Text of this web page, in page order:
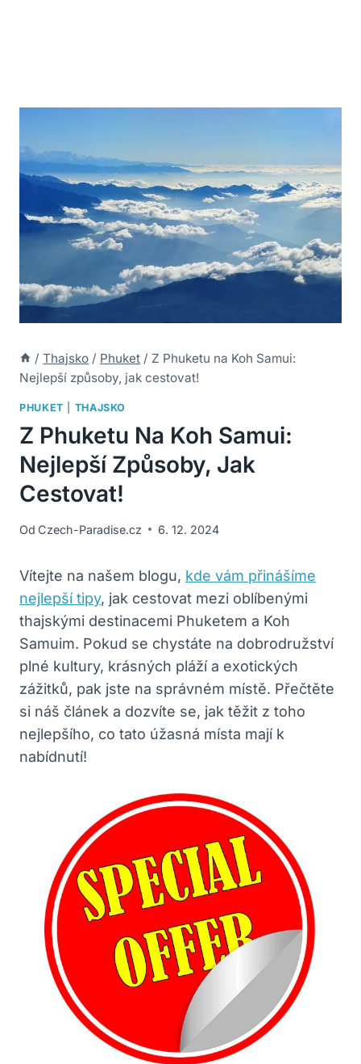
/ Thajsko / Phuket / Z Phuketu na Koh Samui:
Nejlepší způsoby, jak cestovat!
PHUKET THAJSKO
Z Phuketu Na Koh Samui:
Nejlepší Způsoby, Jak
Cestovat!
Od Czech-Paradise.cz 6. 12. 2024
Vítejte na našem blogu, kde vám přinášíme
nejlepší tipy, jak cestovat mezi oblíbenými
thajskými destinacemi Phuketem a Koh
Samuim. Pokud se chystáte na dobrodružství
plné kultury, krásných pláží a exotických
zážitků, pak jste na správném místě. Přečtěte
si náš článek a dozvíte se, jak těžit z toho
nejlepšího, co tato úžasná místa mají k
nabídnutí!